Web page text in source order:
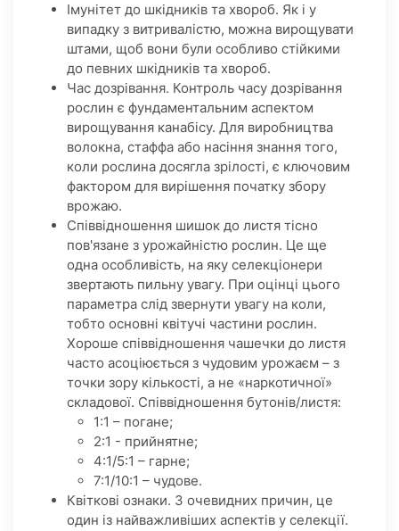
Імунітет до шкідників та хвороб. Як і у
випадку з витривалістю, можна вирощувати
штами, щоб вони були особливо стійкими
до певних шкідників та хвороб.
Час дозрівання. Контроль часу дозрівання
рослин є фундаментальним аспектом
вирощування канабісу. Для виробництва
волокна, стаффа або насіння знання того,
коли рослина досягла зрілості, є ключовим
фактором для вирішення початку збору
врожаю.
Співвідношення шишок до листя тісно
пов'язане з урожайністю рослин. Це ще
одна особливість, на яку селекціонери
звертають пильну увагу. При оцінці цього
параметра слід звернути увагу на коли,
тобто основні квітучі частини рослин.
Хороше співвідношення чашечки до листя
часто асоціюється з чудовим урожаєм – з
точки зору кількості, а не «наркотичної»
складової. Співвідношення бутонів/листя:
1:1 – погане;
2:1 - прийнятне;
4:1/5:1 – гарне;
7:1/10:1 – чудове.
Квіткові ознаки. З очевидних причин, це
один із найважливіших аспектів у селекції.